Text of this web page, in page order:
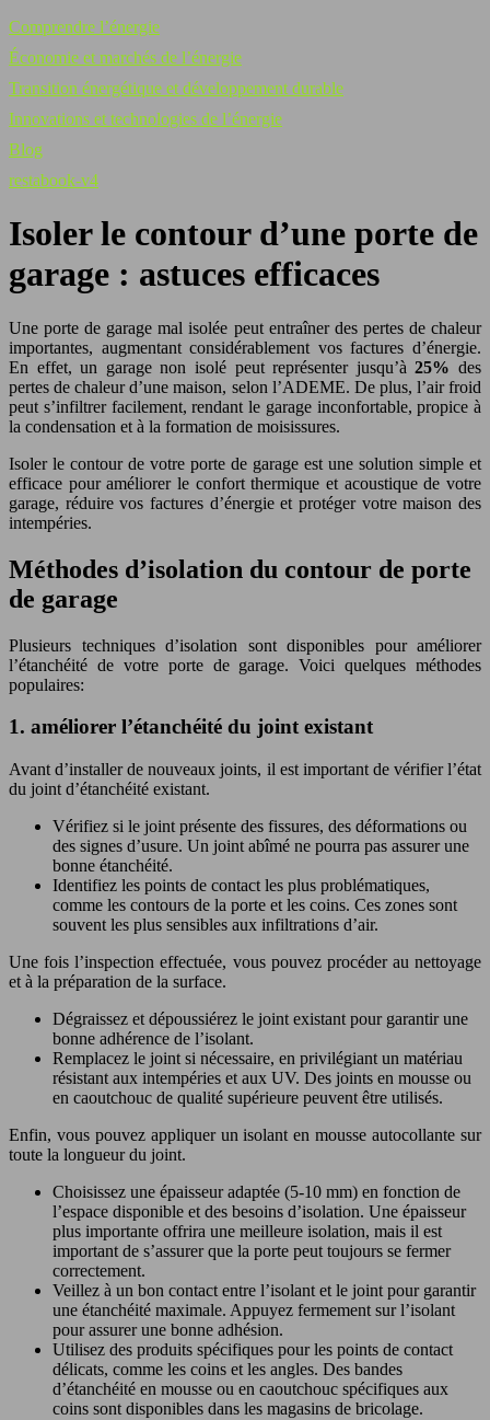
Comprendre l’énergie
Économie et marchés de l’énergie
Transition énergétique et développement durable
Innovations et technologies de l’énergie
Blog
restabook-v4
Isoler le contour d’une porte de
garage : astuces efficaces
Une porte de garage mal isolée peut entraîner des pertes de chaleur
importantes, augmentant considérablement vos factures d’énergie.
En effet, un garage non isolé peut représenter jusqu’à25%des
pertes de chaleur d’une maison, selon l’ADEME. De plus, l’air froid
peut s’infiltrer facilement, rendant le garage inconfortable, propice à
la condensation et à la formation de moisissures.
Isoler le contour de votre porte de garage est une solution simple et
efficace pour améliorer le confort thermique et acoustique de votre
garage, réduire vos factures d’énergie et protéger votre maison des
intempéries.
Méthodes d’isolation du contour de porte
de garage
Plusieurs techniques d’isolation sont disponibles pour améliorer
l’étanchéité de votre porte de garage. Voici quelques méthodes
populaires:
1. améliorer l’étanchéité du joint existant
Avant d’installer de nouveaux joints, il est important de vérifier l’état
du joint d’étanchéité existant.
Vérifiez si le joint présente des fissures, des déformations ou
des signes d’usure. Un joint abîmé ne pourra pas assurer une
bonne étanchéité.
Identifiez les points de contact les plus problématiques,
comme les contours de la porte et les coins. Ces zones sont
souvent les plus sensibles aux infiltrations d’air.
Une fois l’inspection effectuée, vous pouvez procéder au nettoyage
et à la préparation de la surface.
Dégraissez et dépoussiérez le joint existant pour garantir une
bonne adhérence de l’isolant.
Remplacez le joint si nécessaire, en privilégiant un matériau
résistant aux intempéries et aux UV. Des joints en mousse ou
en caoutchouc de qualité supérieure peuvent être utilisés.
Enfin, vous pouvez appliquer un isolant en mousse autocollante sur
toute la longueur du joint.
Choisissez une épaisseur adaptée (5-10 mm) en fonction de
l’espace disponible et des besoins d’isolation. Une épaisseur
plus importante offrira une meilleure isolation, mais il est
important de s’assurer que la porte peut toujours se fermer
correctement.
Veillez à un bon contact entre l’isolant et le joint pour garantir
une étanchéité maximale. Appuyez fermement sur l’isolant
pour assurer une bonne adhésion.
Utilisez des produits spécifiques pour les points de contact
délicats, comme les coins et les angles. Des bandes
d’étanchéité en mousse ou en caoutchouc spécifiques aux
coins sont disponibles dans les magasins de bricolage.